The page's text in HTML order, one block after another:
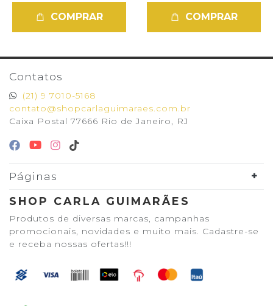
COMPRAR COMPRAR
Contatos
(21) 9 7010-5168
contato@shopcarlaguimaraes.com.br
Caixa Postal 77666 Rio de Janeiro, RJ
Páginas
SHOP CARLA GUIMARÃES
Produtos de diversas marcas, campanhas
promocionais, novidades e muito mais. Cadastre-se
e receba nossas ofertas!!!